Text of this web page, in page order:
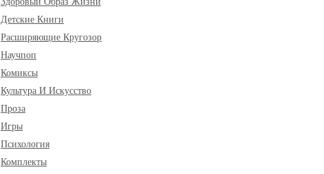
Детские Книги
Расширяющие Кругозор
Научпоп
Комиксы
Культура И Искусство
Проза
Игры
Психология
Комплекты